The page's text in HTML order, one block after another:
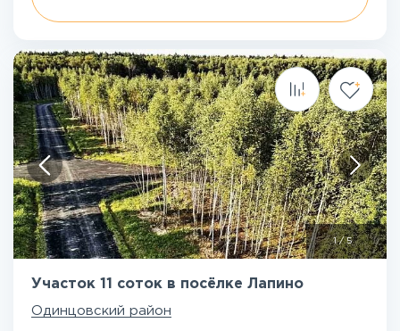
1/5
Участок 11 соток в посёлке Лапино
Одинцовский район